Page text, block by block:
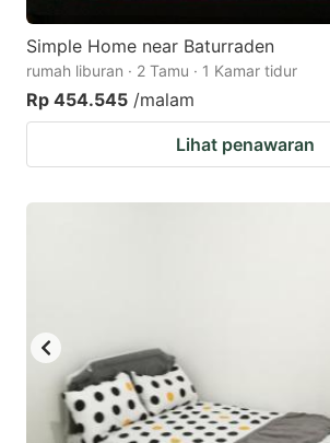
Simple Home near Baturraden
rumah liburan · 2 Tamu · 1 Kamar tidur
Rp 454.545 /malam
Lihat penawaran